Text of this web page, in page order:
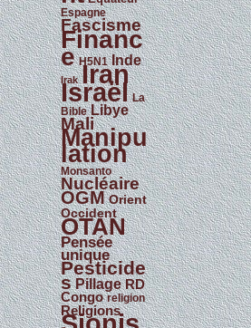
Espagne
Fascisme
Financ
e H5N1 Inde
Irak Iran
Israël La
Bible Libye
Mali
Manipu
lation
Monsanto
Nucléaire
OGM Orient
Occident
OTAN
Pensée
unique
Pesticide
s Pillage RD
Congo religion
Religions